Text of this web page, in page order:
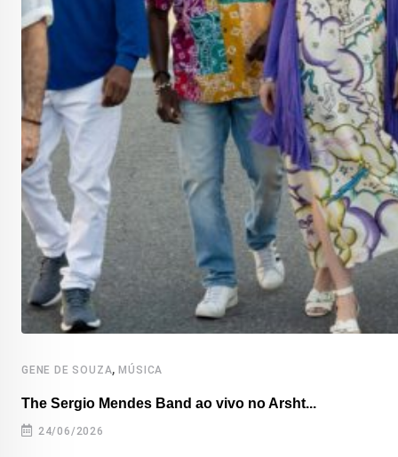
GENE DE SOUZA,MÚSICA
The Sergio Mendes Band ao vivo no Arsht...
24/06/2026